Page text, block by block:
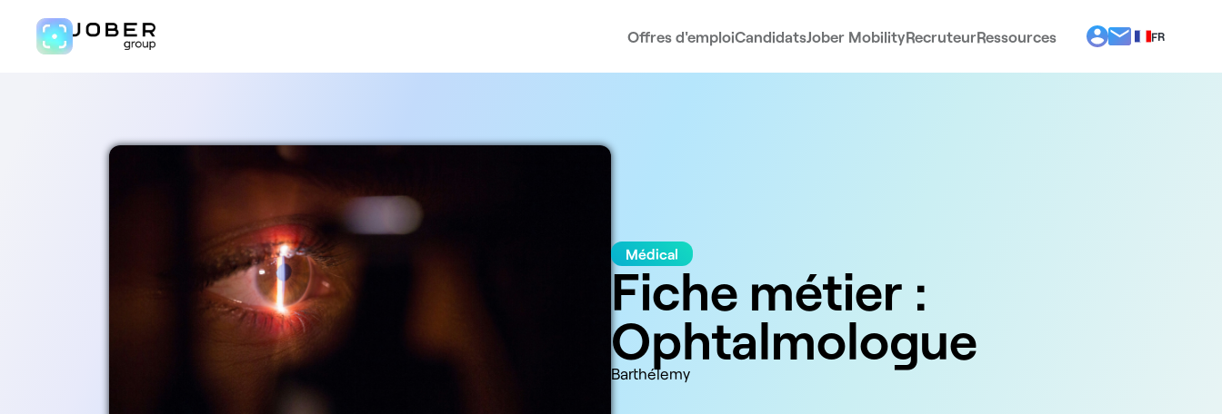
Offres d'emploiCandidatsJober MobilityRecruteurRessources
FR
Médical
Fiche métier :
Ophtalmologue
Barthélemy